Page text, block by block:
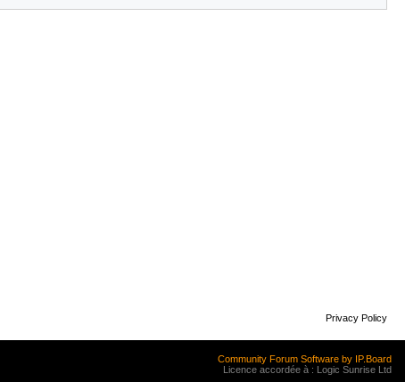
Privacy Policy
Community Forum Software by IP.Board
Licence accordée à : Logic Sunrise Ltd